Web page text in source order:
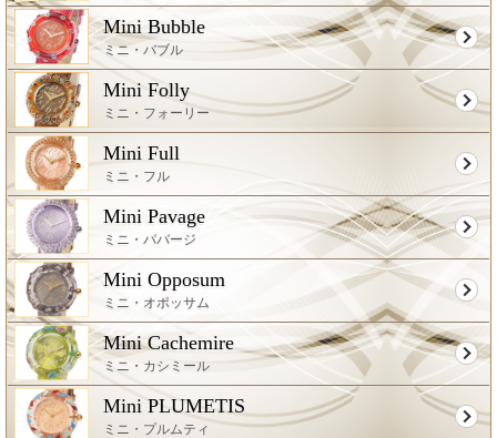
Mini Bubble
ミニ・バブル
Mini Folly
ミニ・フォーリー
Mini Full
ミニ・フル
Mini Pavage
ミニ・パバージ
Mini Opposum
ミニ・オポッサム
Mini Cachemire
ミニ・カシミール
Mini PLUMETIS
ミニ・プルムティ